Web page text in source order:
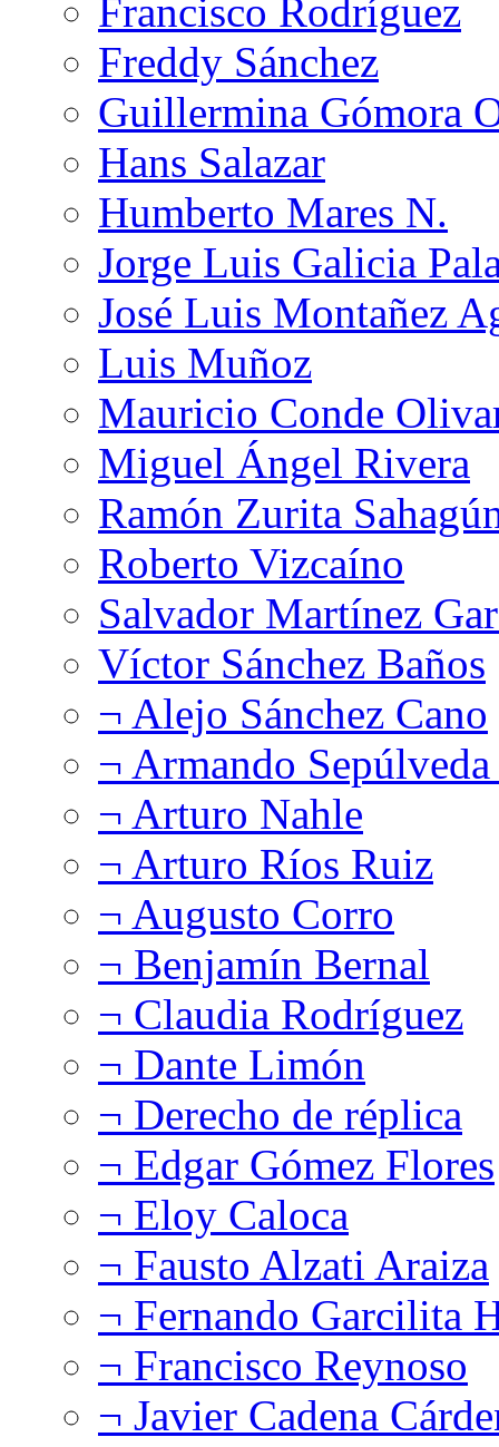
Francisco Rodríguez
Freddy Sánchez
Guillermina Gómora
Hans Salazar
Humberto Mares N.
Jorge Luis Galicia
José Luis Montañez
Luis Muñoz
Mauricio Conde
Miguel Ángel Rivera
Ramón Zurita
Roberto Vizcaíno
Salvador Martínez
Víctor Sánchez Baños
¬ Alejo Sánchez Cano
¬ Armando
¬ Arturo Nahle
¬ Arturo Ríos Ruiz
¬ Augusto Corro
¬ Benjamín Bernal
¬ Claudia Rodríguez
¬ Dante Limón
¬ Derecho de réplica
¬ Edgar Gómez Flores
¬ Eloy Caloca
¬ Fausto Alzati Araiza
¬ Fernando Garcilita
¬ Francisco Reynoso
¬ Javier Cadena